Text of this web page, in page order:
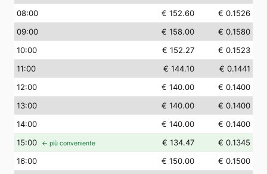
08:00 € 152.60
€ 0.1526
09:00 € 158.00
€ 0.1580
10:00 € 152.27
€ 0.1523
11:00 € 144.10
€ 0.1441
12:00 € 140.00
€ 0.1400
13:00 € 140.00
€ 0.1400
14:00 € 140.00
€ 0.1400
15:00 ← più conveniente € 134.47
€ 0.1345
16:00 € 150.00
€ 0.1500